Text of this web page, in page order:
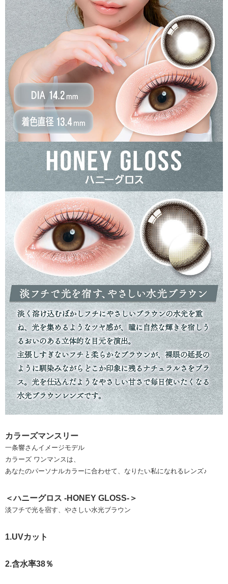
カラーズマンスリー
一条響さんイメージモデル
カラーズ ワンマンスは、
あなたのパーソナルカラーに合わせて、なりたい私になれるレンズ♪
＜ハニーグロス -HONEY GLOSS-＞
淡フチで光を宿す、やさしい⽔光ブラウン
1.UVカット
2.含水率38％